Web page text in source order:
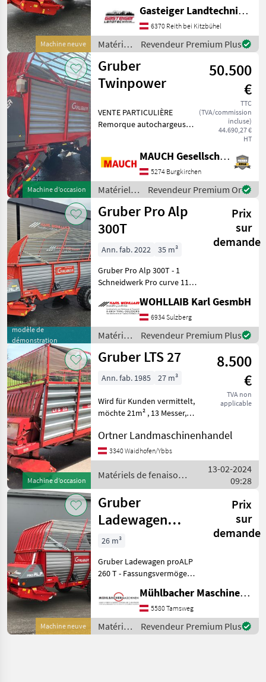
Machine neuve
1.8m Pick-up 5-reihig
Weitwinkel-Gelenkwelle
Hydr-Bremse Bereifung
480/45-17 AS auf
Gasteiger Landtechnik GmbH
6370 Reith bei Kitzbühel
Matériels
de
fenaison
/ Gruber
Revendeur Premium Plus
Machine d’occasion
Gruber
Twinpower
50.500
€
TTC
(TVA/commission
incluse)
44.690,27 €
HT
VENTE PARTICULIÈRE
Remorque autochargeuse
11/2018, mise en service :
électrohydraulique, 13
MAUCH Gesellschaft m.b.H. & Co.KG
5274 Burgkirchen
Matériels
de
fenaison /
Gruber
Revendeur Premium Or
modèle de
démonstration
Gruber Pro Alp
300T
Prix
sur
demande
Ann. fab. 2022
35 m³
Gruber Pro Alp 300T - 1
Schneidwerk Pro curve 11 -
Bereifung 480-45-17
Flotaiton - hydr. Bremse -
Direktanschluss - Weitw
WOHLLAIB Karl GesmbH
6934 Sulzberg
Matériels
de
fenaison
Revendeur Premium Plus
Machine d’occasion
Gruber LTS 27
8.500
€
TVA non
applicable
Ann. fab. 1985 27 m³
Wird für Kunden vermittelt,
möchte 21m² , 13 Messer,
Zustand, Abholpreis !!
Zustellung gegen Aufpreis.
Matériels de fenaison
Autochargeuses
Ortner Landmaschinenhandel
3340 Waidhofen/Ybbs
Matériels de fenaison /
Gruber
13-02-2024
09:28
Machine neuve
Gruber
Ladewagen
proALP 260T
26m³
Prix
sur
demande
26 m³
Gruber Ladewagen proALP
260 T - Fassungsvermögen
- Länge gesamt 6, 68m,
Breite (Aufbau) 2, 32m, -
Leergewicht (ohne
Zubehör) 2.180kg
Mühlbacher Maschinen GmbH
5580 Tamsweg
Matériels
de
Revendeur Premium Plus